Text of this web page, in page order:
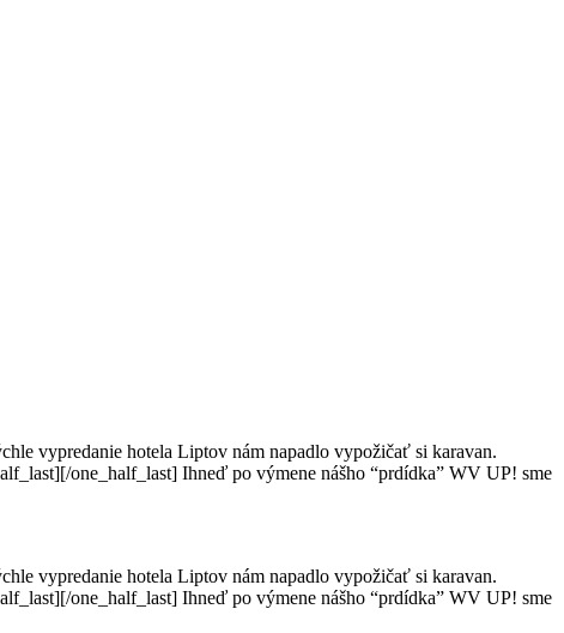
vypredanie hotela Liptov nám napadlo vypožičať si karavan.
one_half_last] Ihneď po výmene nášho “prdídka” WV UP! sme
vypredanie hotela Liptov nám napadlo vypožičať si karavan.
one_half_last] Ihneď po výmene nášho “prdídka” WV UP! sme